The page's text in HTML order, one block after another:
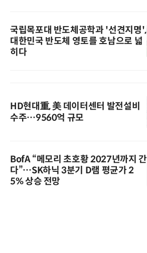
국립목포대 반도체공학과 '선견지명',
대한민국 반도체 영토를 호남으로 넓
히다
HD현대重, 美 데이터센터 발전설비
수주…9560억 규모
BofA “메모리 초호황 2027년까지 간
다”…SK하닉 3분기 D램 평균가 2
5% 상승 전망